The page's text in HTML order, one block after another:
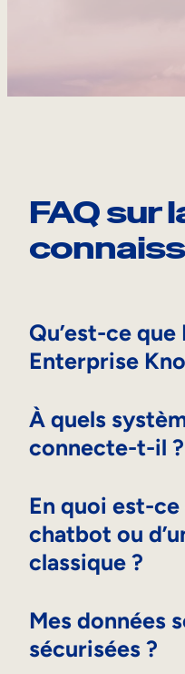
FAQ sur
Qu’est-ce que
Enterprise
À quels
connecte-t-il ?
En quoi est-
chatbot ou
classique ?
Mes données
sécurisées ?